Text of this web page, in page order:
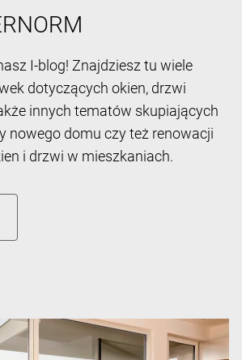
I-blog! Znajdziesz tu wiele
dotyczących okien, drzwi
innych tematów skupiających
nowego domu czy też renowacji
i drzwi w mieszkaniach.